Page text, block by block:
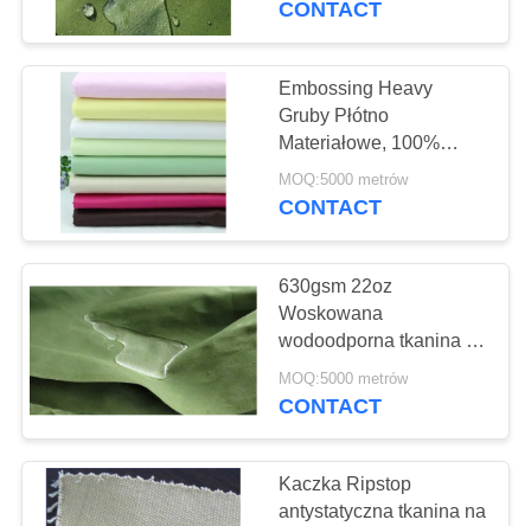
Gazebo składany
namiot
22
Odkryty namiot
kempingowy
CONTACT
Embossing Heavy
Gruby Płótno
Materiałowe, 100%
Cotton Canvas Twill
Fabric For Hotel
MOQ:5000 metrów
CONTACT
630gsm 22oz
Woskowana
wodoodporna tkanina z
dobrą odpornością na
kurczliwość
MOQ:5000 metrów
CONTACT
Kaczka Ripstop
antystatyczna tkanina na